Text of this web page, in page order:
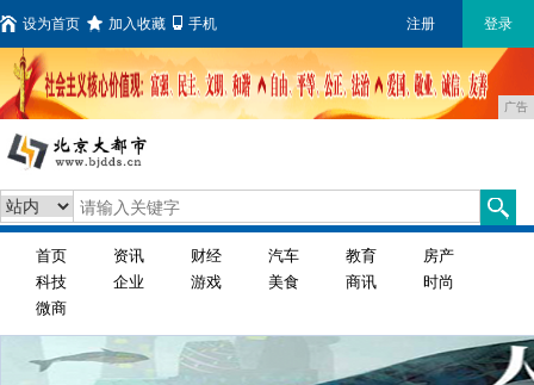
设为首页 加入收藏 手机 注册 登录
广告
首页 资讯 财经 汽车 教育
房产
科技
企业 游戏 美食 商讯
时尚
微商